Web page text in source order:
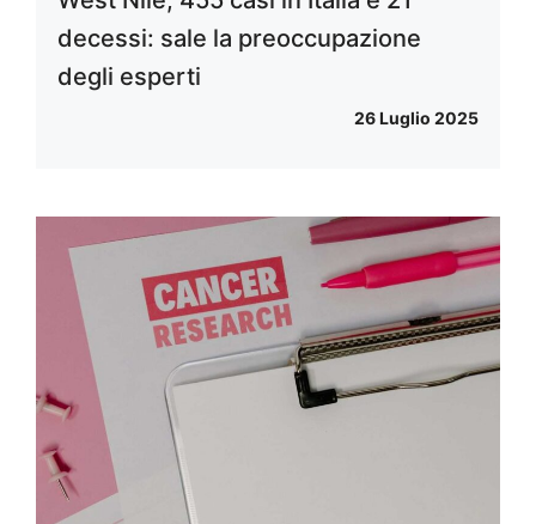
decessi: sale la preoccupazione
degli esperti
26 Luglio 2025